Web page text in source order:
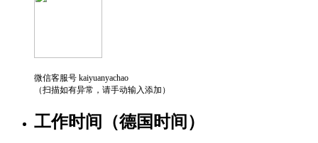
微信客服号 kaiyuanyachao
（扫描如有异常，请手动输入添加）
工作时间（德国时间）